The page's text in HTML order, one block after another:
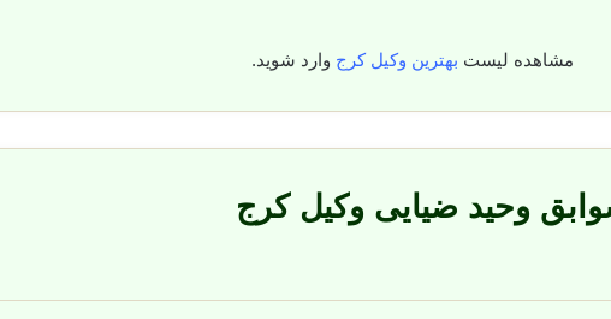
مشاهده لیست بهترین وکیل کرج وارد شوید.
وحید ضیایی وکیل کرج